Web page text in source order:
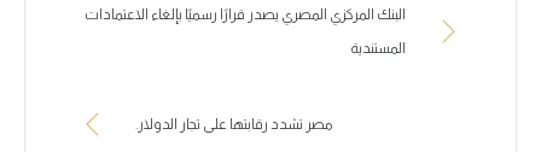
البنك المركزي المصري يصدر قرارًا رسميًا بإلغاء الاعتمادات
المستندية
مصر تشدد رقابتها على تجار الدولار.